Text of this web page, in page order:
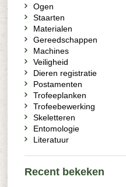
Ogen
Staarten
Materialen
Gereedschappen
Machines
Veiligheid
Dieren registratie
Postamenten
Trofeeplanken
Trofeebewerking
Skeletteren
Entomologie
Literatuur
Recent bekeken